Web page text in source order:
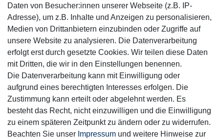
Mitglied
Motor-Fit
© Copyright 2026 | Alle Rechte vorbehalten.
Daten von Besucher:innen unserer Webseite (z.B. IP-
Adresse), um z.B. Inhalte und Anzeigen zu personalisieren,
Medien von Drittanbietern einzubinden oder Zugriffe auf
unsere Website zu analysieren. Die Datenverarbeitung
erfolgt erst durch gesetzte Cookies. Wir teilen diese Daten
mit Dritten, die wir in den Einstellungen benennen.
Die Datenverarbeitung kann mit Einwilligung oder
aufgrund eines berechtigten Interesses erfolgen. Die
Zustimmung kann erteilt oder abgelehnt werden. Es
besteht das Recht, nicht einzuwilligen und die Einwilligung
zu einem späteren Zeitpunkt zu ändern oder zu widerrufen.
Beachten Sie unser Impressum und weitere Hinweise zur